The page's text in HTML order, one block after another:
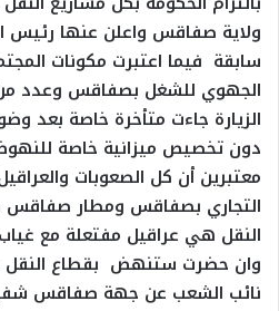
ولاية صفاقس واعلن عنها رئيس
سابقة فيما اعتبرت مكونات
الجهوي للشغل بصفاقس وعدد
دون تخصيص ميزانية خاصة
معتبرين أن كل الصعوبات
التجاري بصفاقس ومطار
النقل هي عراقيل مفتعلة مع غياب
وان حضرت ستنهض بقطاع
نائب الشعب عن جهة صفاقس